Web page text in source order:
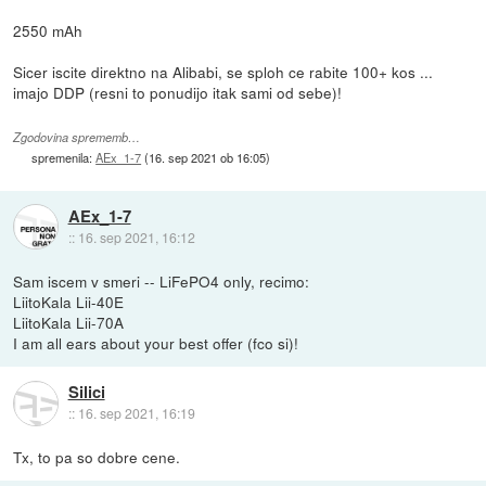
2550 mAh
Sicer iscite direktno na Alibabi, se sploh ce rabite 100+ kos ...
imajo DDP (resni to ponudijo itak sami od sebe)!
Zgodovina sprememb…
spremenila:AEx_1-7(16. sep 2021 ob 16:05)
AEx_1-7
:: 16. sep 2021, 16:12
Sam iscem v smeri -- LiFePO4 only, recimo:
LiitoKala Lii-40E
LiitoKala Lii-70A
I am all ears about your best offer (fco si)!
Silici
:: 16. sep 2021, 16:19
Tx, to pa so dobre cene.